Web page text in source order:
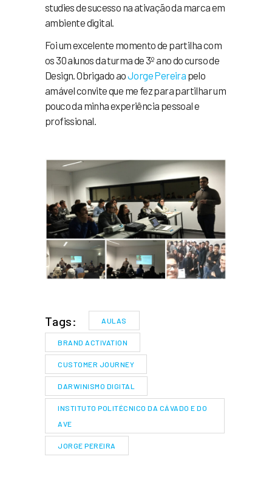
studies de sucesso na ativação da marca em
ambiente digital.
Foi um excelente momento de partilha com
os 30 alunos da turma de 3º ano do curso de
Design. Obrigado aoJorge Pereira pelo
amável convite que me fez para partilhar um
pouco da minha experiência pessoal e
profissional.
Tags: AULAS
BRAND ACTIVATION
CUSTOMER JOURNEY
DARWINISMO DIGITAL
INSTITUTO POLITÉCNICO DA CÁVADO E DO
AVE
JORGE PEREIRA